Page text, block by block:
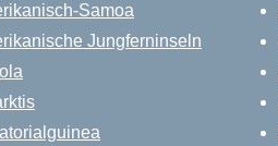
Samoa
Jungferninseln